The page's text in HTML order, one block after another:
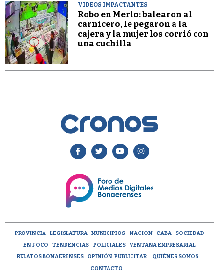
VIDEOS IMPACTANTES
Robo en Merlo: balearon al
carnicero, le pegaron a la
cajera y la mujer los corrió con
una cuchilla
PROVINCIA LEGISLATURA MUNICIPIOS NACION CABA
SOCIEDAD
EN FOCO
TENDENCIAS POLICIALES
VENTANA EMPRESARIAL
RELATOS BONAERENSES
OPINIÓN PUBLICITAR
QUIÉNES SOMOS
CONTACTO